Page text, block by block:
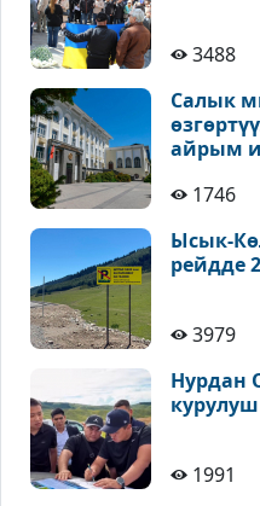
3488
Салык
айрым
1746
Ысык-
рейдде
3979
Нурдан
1991